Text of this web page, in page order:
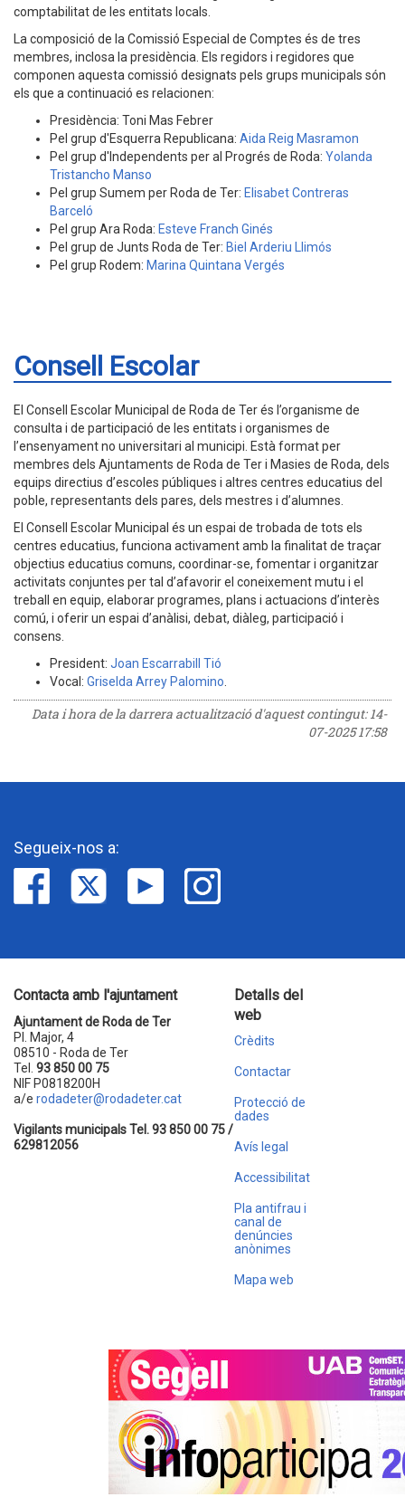
comptabilitat de les entitats locals.
La composició de la Comissió Especial de Comptes és de tres
membres, inclosa la presidència. Els regidors i regidores que
componen aquesta comissió designats pels grups municipals són
els que a continuació es relacionen:
Presidència: Toni Mas Febrer
Pel grup d'Esquerra Republicana: Aida Reig Masramon
Pel grup d'Independents per al Progrés de Roda: Yolanda
Tristancho Manso
Pel grup Sumem per Roda de Ter: Elisabet Contreras
Barceló
Pel grup Ara Roda: Esteve Franch Ginés
Pel grup de Junts Roda de Ter: Biel Arderiu Llimós
Pel grup Rodem: Marina Quintana Vergés
Consell Escolar
El Consell Escolar Municipal de Roda de Ter és l’organisme de
consulta i de participació de les entitats i organismes de
l’ensenyament no universitari al municipi. Està format per
membres dels Ajuntaments de Roda de Ter i Masies de Roda, dels
equips directius d’escoles públiques i altres centres educatius del
poble, representants dels pares, dels mestres i d’alumnes.
El Consell Escolar Municipal és un espai de trobada de tots els
centres educatius, funciona activament amb la finalitat de traçar
objectius educatius comuns, coordinar-se, fomentar i organitzar
activitats conjuntes per tal d’afavorir el coneixement mutu i el
treball en equip, elaborar programes, plans i actuacions d’interès
comú, i oferir un espai d’anàlisi, debat, diàleg, participació i
consens.
President: Joan Escarrabill Tió
Vocal: Griselda Arrey Palomino
Data i hora de la darrera actualització d'aquest contingut:14-
07-2025 17:58
Segueix-nos a:
Contacta amb l'ajuntament
Ajuntament de Roda de Ter
Pl. Major, 4
08510 - Roda de Ter
Tel. 93 850 00 75
NIF P0818200H
a/e rodadeter@rodadeter.cat
Vigilants municipals Tel. 93 850 00 75 /
629812056
Detalls del
web
Crèdits
Contactar
Protecció de
dades
Avís legal
Accessibilitat
Pla antifrau i
canal de
denúncies
anònimes
Mapa web